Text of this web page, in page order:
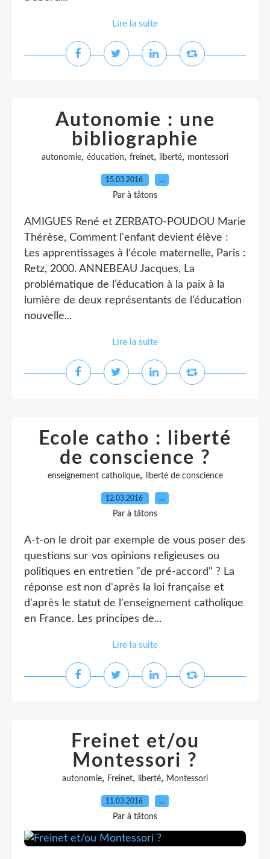
Lire la suite
Autonomie : une
bibliographie
autonomie, éducation, freinet, liberté, montessori
15.03.2016 …
Par à tâtons
AMIGUES René et ZERBATO-POUDOU Marie
Thérèse, Comment l'enfant devient élève :
Les apprentissages à l'école maternelle, Paris :
Retz, 2000. ANNEBEAU Jacques, La
problématique de l’éducation à la paix à la
lumière de deux représentants de l’éducation
nouvelle...
Lire la suite
Ecole catho : liberté
de conscience ?
enseignement catholique, liberté de conscience
12.03.2016 …
Par à tâtons
A-t-on le droit par exemple de vous poser des
questions sur vos opinions religieuses ou
politiques en entretien "de pré-accord" ? La
réponse est non d'après la loi française et
d'après le statut de l'enseignement catholique
en France. Les principes de...
Lire la suite
Freinet et/ou
Montessori ?
autonomie, Freinet, liberté, Montessori
11.03.2016 …
Par à tâtons